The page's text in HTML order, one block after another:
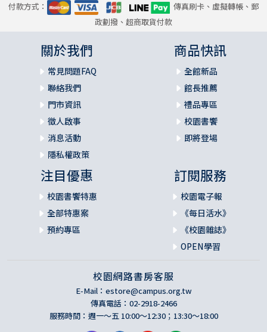
付款方式：
傳真刷卡、虛擬轉帳、郵
政劃撥、超商取貨付款
關於我們
常見問題FAQ
聯絡我們
門市資訊
徵人啟事
消息活動
隱私權政策
商品快訊
全館新品
館長推薦
禮品專區
校園書饗
即將登場
注目優惠
校園書饗特惠
全部特惠案
預約專區
訂閱服務
校園電子報
《每日活水》
《校園雜誌》
OPEN學習
校園網路書房客服
E-Mail： estore@campus.org.tw
傳真電話：02-2918-2466
服務時間：週一～五 10:00～12:30；13:30～18:00